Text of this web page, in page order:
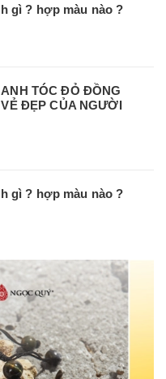
gì ? hợp màu nào ?
TÓC ĐỎ ĐỒNG
ĐẸP CỦA NGƯỜI
gì ? hợp màu nào ?